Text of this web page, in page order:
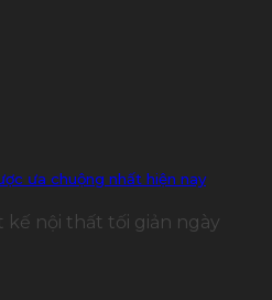
ưa chuộng nhất hiện nay
kế nội thất tối giản ngày